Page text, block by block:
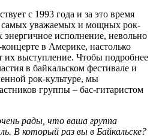
с 1993 года и за это время
самых уважаемых и мощных рок-
исполнение, невольно
в Америке, настолько
их выступление. Чтобы подробнее
в байкальском фестивале и
рок-культуре, мы
группы – бас-гитаристом
рады, что ваша группа
В который раз вы в Байкальске?